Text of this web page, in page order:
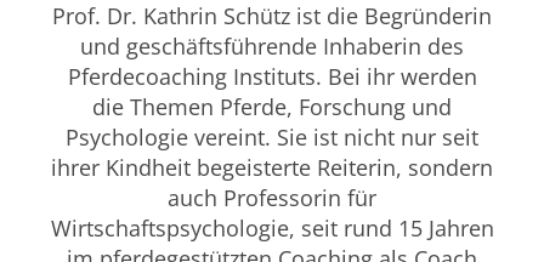
Prof. Dr. Kathrin Schütz ist die Begründerin
und geschäftsführende Inhaberin des
Pferdecoaching Instituts. Bei ihr werden
die Themen Pferde, Forschung und
Psychologie vereint. Sie ist nicht nur seit
ihrer Kindheit begeisterte Reiterin, sondern
auch Professorin für
Wirtschaftspsychologie, seit rund 15 Jahren